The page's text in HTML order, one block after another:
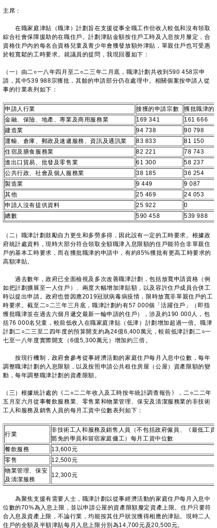
主席：
在職家庭津貼（職津）計劃旨在支援從事全職工作但收入較低和沒有領取
綜合社會保障援助的在職住戶。計劃津貼金額按住戶工時及入息按月釐定，合
資格住戶內的每名合資格兒童及青少年會獲發放額外津貼，單親住戶也可受惠
於較寬鬆的工時要求。就議員的提問，我現回覆如下：
（一）由二○一八年四月至二○二三年二月底，職津計劃共收到590 458宗申
請，其中539 988宗獲批，其餘的申請部分仍在處理中。相關個案按申請人從
事的行業表列如下：
申請人行業 接獲的申請宗數
獲批職津的
金融、保險、地產、專業及商用服務業
169 341
161 666
建造業
94 738
90 798
運輸、倉庫、郵政及速遞服務、資訊及通訊業
83 833
81 150
住宿及膳食服務業
82 221
78 743
進出口貿易、批發及零售業
61 300
58 237
公共行政、社會及個人服務業
38 185
36 254
製造業
9 449
9 087
其他
25 469
24 053
申請人沒有提供資料
25 922
0
總數
590 458 539 988
（二）職津計劃鼓勵自力更生和多勞多得，因此設有一定的工時要求。根據政
府統計處資料，現時大部分符合領取全額職津入息限額的住戶能符合非單親住
戶的基本工時要求，而在獲批職津的申請中，有約85%獲批有更高工時要求的
高額津貼。
過去數年，政府已全面檢視及多次改善職津計劃，包括放寬申請資格（例
如把計劃擴展至一人住戶）、兩度大幅增加津貼額，以及容許住戶成員合併工
時以提出申請。政府也曾因應2019冠狀病毒病疫情，限時放寬非單親住戶的工
時要求。截至二○二三年三月底，職津計劃約有57 000個「活躍住戶」（即指
獲批職津並在過去六個月遞交最新一輪申請的住戶），涉及約190 000人，包
括76 000名兒童，較前低收入在職家庭津貼（低津）計劃增加超過一倍。職津
計劃二○二三至二四年度的預算開支約為24億6,400萬元，較前低津計劃二○一
七至一八年度實際開支（6億5,300萬元）增加約三倍。
按現行機制，政府會參考從事經濟活動的家庭住戶每月入息中位數，每年
調整職津計劃的入息限額，以及按照申請公共租住房屋（公屋）資產限額的變
動，每年調整職津計劃的資產限額。
（三）根據統計處的《二○二二年收入及工時按年統計調查報告》，二○二二年
五月至六月從事餐飲服務業、零售業和物業管理、保安及清潔服務業的非技術
工人和服務及銷售人員的每月工資中位數表列如下：
行業
非技術工人和服務及銷售人員（不包括政府僱員、《最低工
豁免的學員和留宿家庭傭工）每月工資中位數
餐飲服務
13,600元
零售
12,500元
物業管理、保安
及清潔服務
12,300元
為聚焦支援有需要人士，職津計劃以從事經濟活動的家庭住戶每月入息中
位數的70%為入息上限，並以申請公屋的資產限額釐定資產上限。住戶只要符
合入息及資產上限，不論行業，均能按其住戶狀況獲得相應的津貼。現時二人
住戶的全額及半額津貼每月入息上限分別為14,700元及20,500元。